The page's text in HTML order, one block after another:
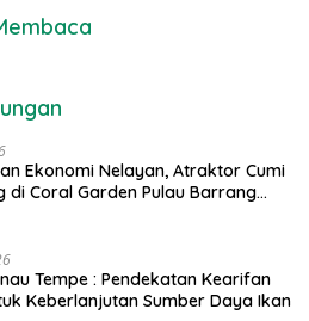
Ekonomi Nelayan, Atraktor Cumi
di Coral Garden Pulau Barrang
Tempe : Pendekatan Kearifan
Keberlanjutan Sumber Daya Ikan